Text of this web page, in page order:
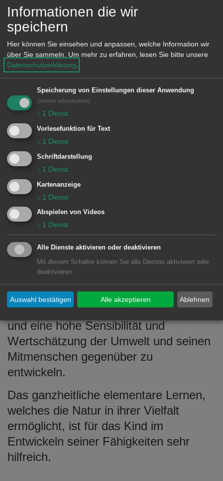
Für Kinder ab 3 Jahren
bis zum Schuleintritt
Öffnungszeiten: 07:00 –
16:00 Uhr
Mit Frühstück,
Mittagessen und
Nachmittagsimbis
1. Lebensjahr bis zum
17:00 Uhr
Mit Frühstück,
Nachmittagsimbiss
In dem nebenstehenden Link „
Profile und Bildungseinrichtungen
geben wir Ihnen einen Einblick wie
unsere Kinder die Welt erkunden und
entdecken.
Naturkita Greut (© Stadt Aalen)
Unsere
Naturkita
bietet dem
Möglichkeit frei von räumlichen
Grenzen dem Kita-Alltag zu begegnen
und eine hohe Sensibilität und
Wertschätzung der Umwelt und seinen
Mitmenschen gegenüber zu
entwickeln.
Das ganzheitliche elementare Lernen,
welches die Natur in ihrer Vielfalt
ermöglicht, ist für das Kind im
Entwickeln seiner Fähigkeiten sehr
hilfreich.
Informationen die wir
speichern
Hier können Sie einsehen und anpassen, welche Information wir
über Sie sammeln. Um mehr zu erfahren, lesen Sie bitte unsere
Datenschutzerklärung.
Speicherung von Einstellungen dieser Anwendung
(immer erforderlich)
↓ 1 Dienst
Vorlesefunktion für Text
↓ 1 Dienst
Schriftdarstellung
↓ 1 Dienst
Kartenanzeige
↓ 1 Dienst
Abspielen von Videos
↓ 1 Dienst
Alle Dienste aktivieren oder deaktivieren
Mit diesem Schalter können Sie alle Dienste aktivieren oder
deaktivieren.
Ablehnen
Auswahl bestätigen Alle akzeptieren